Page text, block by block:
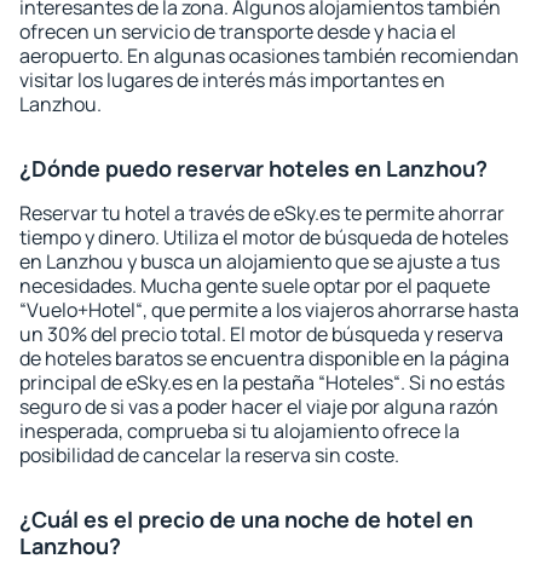
interesantes de la zona. Algunos alojamientos también
ofrecen un servicio de transporte desde y hacia el
aeropuerto. En algunas ocasiones también recomiendan
visitar los lugares de interés más importantes en
Lanzhou.
¿Dónde puedo reservar hoteles en Lanzhou?
Reservar tu hotel a través de eSky.es te permite ahorrar
tiempo y dinero. Utiliza el motor de búsqueda de hoteles
en Lanzhou y busca un alojamiento que se ajuste a tus
necesidades. Mucha gente suele optar por el paquete
“Vuelo+Hotel“, que permite a los viajeros ahorrarse hasta
un 30% del precio total. El motor de búsqueda y reserva
de hoteles baratos se encuentra disponible en la página
principal de eSky.es en la pestaña “Hoteles“. Si no estás
seguro de si vas a poder hacer el viaje por alguna razón
inesperada, comprueba si tu alojamiento ofrece la
posibilidad de cancelar la reserva sin coste.
¿Cuál es el precio de una noche de hotel en
Lanzhou?